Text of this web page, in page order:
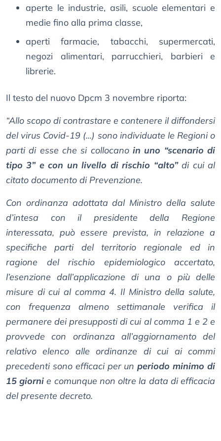
aperte le industrie, asili, scuole elementari e
medie fino alla prima classe,
aperti farmacie, tabacchi, supermercati,
negozi alimentari, parrucchieri, barbieri e
librerie.
Il testo del nuovo Dpcm 3 novembre riporta:
“Allo scopo di contrastare e contenere il diffondersi
del virus Covid-19 (...) sono individuate le Regioni o
parti di esse che si collocano in uno “scenario di
tipo 3” e con un livello di rischio “alto”di cui al
citato documento di Prevenzione.
Con ordinanza adottata dal Ministro della salute
d’intesa con il presidente della Regione
interessata, può essere prevista, in relazione a
specifiche parti del territorio regionale ed in
ragione del rischio epidemiologico accertato,
l’esenzione dall’applicazione di una o più delle
misure di cui al comma 4. Il Ministro della salute,
con frequenza almeno settimanale verifica il
permanere dei presupposti di cui al comma 1 e 2 e
provvede con ordinanza all’aggiornamento del
relativo elenco alle ordinanze di cui ai commi
precedenti sono efficaci per unperiodo minimo di
15 giorni e comunque non oltre la data di efficacia
del presente decreto.